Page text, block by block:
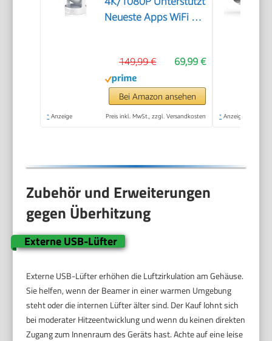
Neueste Apps WiFi 6
Trapezkorrektur
Niedriges Rauschen,
Ultrakurzdistanzbeamer
bietet großes Bild im
69,99 €
149,99 €
Bei Amazon ansehen
* Anzeige Preis inkl. MwSt., zzgl. Versandkosten * Anzeige
Zubehör und Erweiterungen
gegen Überhitzung
Externe USB-Lüfter
Externe USB-Lüfter erhöhen die Luftzirkulation am Gehäuse.
Sie helfen, wenn der Beamer in einer warmen Umgebung
steht oder die internen Lüfter älter sind. Der Kauf lohnt sich
bei moderater Hitzeentwicklung und wenn du keinen direkten
Zugang zum Innenraum des Geräts hast. Achte auf eine leise